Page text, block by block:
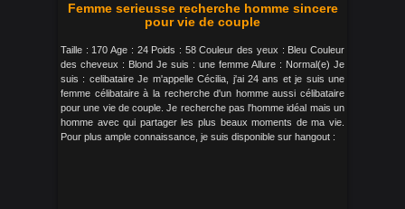
Femme serieusse recherche homme sincere
pour vie de couple
Taille : 170 Age : 24 Poids : 58 Couleur des yeux : Bleu Couleur
des cheveux : Blond Je suis : une femme Allure : Normal(e) Je
suis : celibataire Je m'appelle Cécilia, j'ai 24 ans et je suis une
femme célibataire à la recherche d'un homme aussi célibataire
pour une vie de couple. Je recherche pas l'homme idéal mais un
homme avec qui partager les plus beaux moments de ma vie.
Pour plus ample connaissance, je suis disponible sur hangout :